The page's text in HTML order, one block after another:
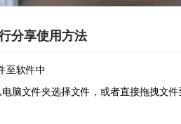
待
分享使用方法
至软件中
脑文件夹选择文件，或者直接拖拽文件